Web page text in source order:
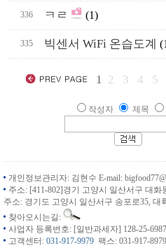
336 ㅋㄹ (1)
335 빅센서 WiFi 온습도계
1 2 3 4 5
작성자 제목
개인정보관리자: 김현수 E-mail:
주소: [411-802]경기 고양시 일산서구 대화
주소: 경기도 고양시 일산서구 송포로35, 대
찾아오시는길:
사업자 등록번호: [일반과세자] 128-25-
고객센터: 031-917-9979 팩스: 031-917-8979